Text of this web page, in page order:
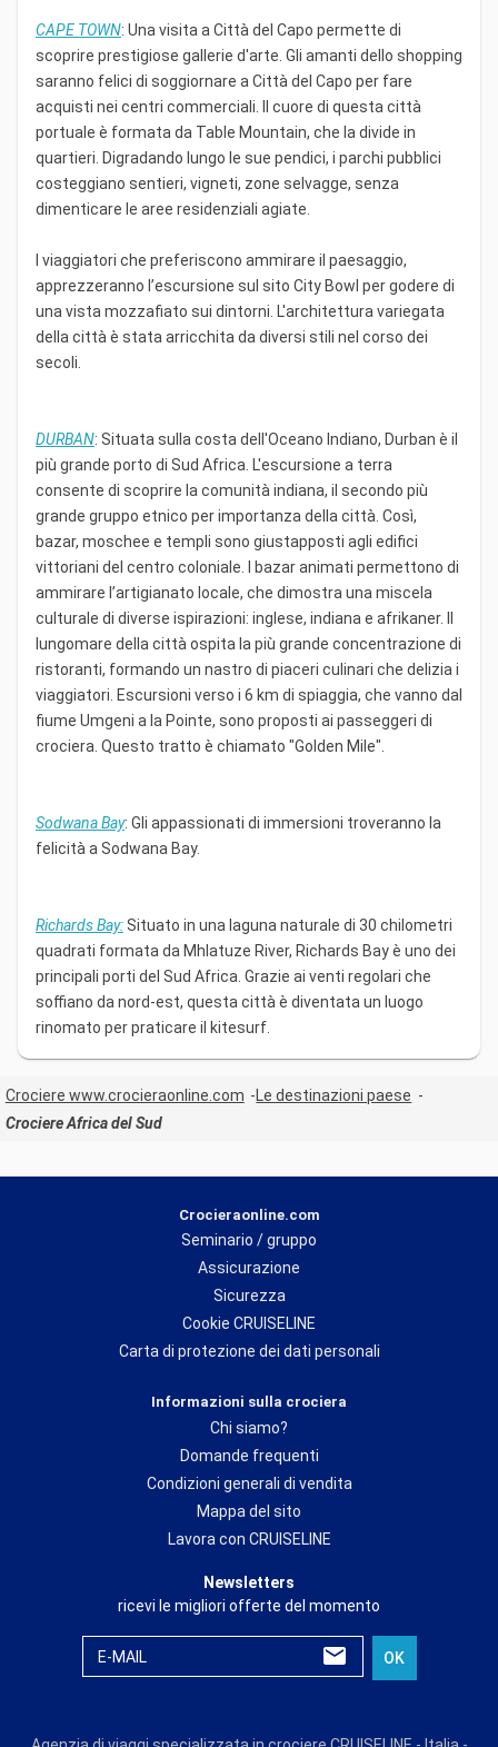
CAPE TOWN: Una visita a Città del Capo permette di
scoprire prestigiose gallerie d'arte. Gli amanti dello shopping
saranno felici di soggiornare a Città del Capo per fare
acquisti nei centri commerciali. Il cuore di questa città
portuale è formata da Table Mountain, che la divide in
quartieri. Digradando lungo le sue pendici, i parchi pubblici
costeggiano sentieri, vigneti, zone selvagge, senza
dimenticare le aree residenziali agiate.
I viaggiatori che preferiscono ammirare il paesaggio,
apprezzeranno l’escursione sul sito City Bowl per godere di
una vista mozzafiato sui dintorni. L'architettura variegata
della città è stata arricchita da diversi stili nel corso dei
secoli.
DURBAN: Situata sulla costa dell'Oceano Indiano, Durban è il
più grande porto di Sud Africa. L'escursione a terra
consente di scoprire la comunità indiana, il secondo più
grande gruppo etnico per importanza della città. Così,
bazar, moschee e templi sono giustapposti agli edifici
vittoriani del centro coloniale. I bazar animati permettono di
ammirare l’artigianato locale, che dimostra una miscela
culturale di diverse ispirazioni: inglese, indiana e afrikaner. Il
lungomare della città ospita la più grande concentrazione di
ristoranti, formando un nastro di piaceri culinari che delizia i
viaggiatori. Escursioni verso i 6 km di spiaggia, che vanno dal
fiume Umgeni a la Pointe, sono proposti ai passeggeri di
crociera. Questo tratto è chiamato "Golden Mile".
Sodwana Bay: Gli appassionati di immersioni troveranno la
felicità a Sodwana Bay.
Richards Bay:Situato in una laguna naturale di 30 chilometri
quadrati formata da Mhlatuze River, Richards Bay è uno dei
principali porti del Sud Africa. Grazie ai venti regolari che
soffiano da nord-est, questa città è diventata un luogo
rinomato per praticare il kitesurf.
Crociere www.crocieraonline.com
Le destinazioni paese
Crociere Africa del Sud
Crocieraonline.com
Seminario / gruppo
Assicurazione
Sicurezza
Cookie CRUISELINE
Carta di protezione dei dati personali
Informazioni sulla crociera
Chi siamo?
Domande frequenti
Condizioni generali di vendita
Mappa del sito
Lavora con CRUISELINE
Newsletters
ricevi le migliori offerte del momento
E-MAIL OK